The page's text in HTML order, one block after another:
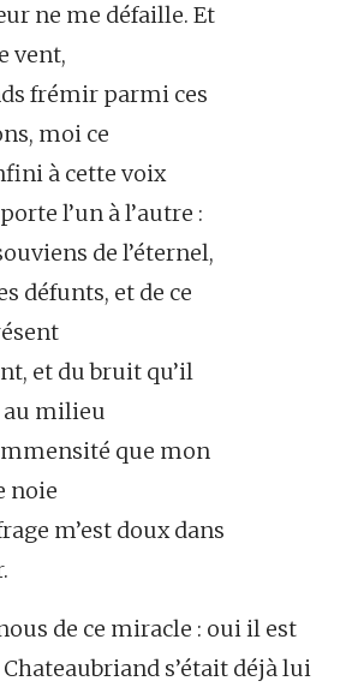
ne me défaille. Et
vent,
frémir parmi ces
moi ce
à cette voix
l’un à l’autre :
de l’éternel,
défunts, et de ce
et du bruit qu’il
au milieu
que mon
noie
m’est doux dans
de ce miracle : oui il est
s’était déjà lui